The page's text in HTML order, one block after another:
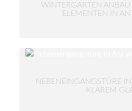
WINTERGARTEN
ELEMENTEN IN
NEBENEINGANGSTÜRE IN
LAREM